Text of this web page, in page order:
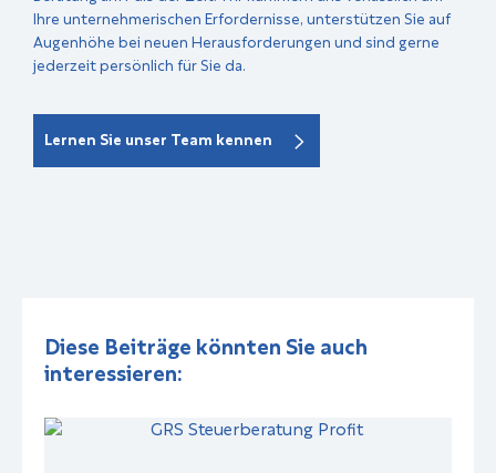
Ihre unternehmerischen Erfordernisse, unterstützen Sie auf
Augenhöhe bei neuen Herausforderungen und sind gerne
jederzeit persönlich für Sie da.
Lernen Sie unser Team kennen
Diese Beiträge könnten Sie auch
interessieren: